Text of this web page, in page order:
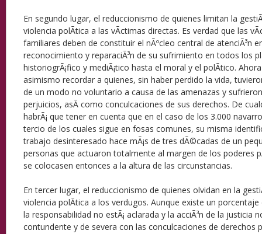
En segundo lugar, el reduccionismo de quienes limitan la
violencia polÃ­tica a las vÃ­ctimas directas. Es verdad que las
familiares deben de constituir el nÃºcleo central de atenciÃ³n
reconocimiento y reparaciÃ³n de su sufrimiento en todos los
historiogrÃ¡fico y mediÃ¡tico hasta el moral y el polÃ­tico.
asimismo recordar a quienes, sin haber perdido la vida,
de un modo no voluntario a causa de las amenazas y
perjuicios, asÃ­ como conculcaciones de sus derechos. De
habrÃ¡ que tener en cuenta que en el caso de los 3.000
tercio de los cuales sigue en fosas comunes, su misma
trabajo desinteresado hace mÃ¡s de tres dÃ©cadas de un
personas que actuaron totalmente al margen de los poderes
se colocasen entonces a la altura de las circunstancias.
En tercer lugar, el reduccionismo de quienes olvidan en la
violencia polÃ­tica a los verdugos. Aunque existe un
la responsabilidad no estÃ¡ aclarada y la acciÃ³n de la justicia
contundente y de severa con las conculcaciones de derechos